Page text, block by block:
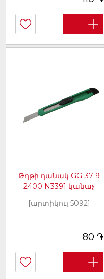
Թղթի դանակ GG-37-9
2400 N3391 կանաչ
[արտիկուլ 5092]
80 ֏